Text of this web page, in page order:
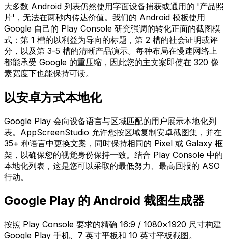
大多数 Android 列表仍然使用字面设备捕获或通用的 '产品照
片'，无法在两秒内传达价值。我们的 Android 模板使用
Google 自己的 Play Console 研究强调的转化正面的截图模
式：第 1 槽的以利益为导向的标题，第 2 槽的社会证明或评
分，以及第 3-5 槽的清晰产品演示。每种布局在慢速网络上
都能承受 Google 的重压缩，因此您的主文案即使在 320 像
素宽度下也能保持可读。
以安卓方式本地化
Google Play 会向设备语言与区域匹配的用户展示本地化列
表。AppScreenStudio 允许您按区域复制安卓截图集，并在
35+ 种语言中更换文案，同时保持相同的 Pixel 或 Galaxy 框
架，以确保您的视觉身份保持一致。结合 Play Console 中的
本地化列表，这是您可以采取的最低努力、最高回报的 ASO
行动。
Google Play 的 Android 截图生成器
按照 Play Console 要求的精确 16:9 / 1080×1920 尺寸构建
Google Play 手机、7 英寸平板和 10 英寸平板截图。